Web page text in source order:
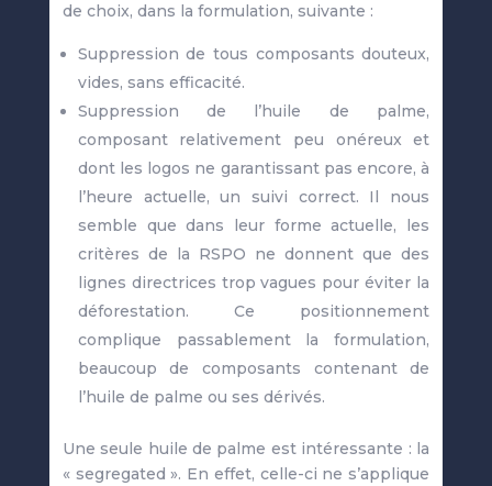
de choix, dans la formulation, suivante :
Suppression de tous composants douteux,
vides, sans efficacité.
Suppression de l’huile de palme,
composant relativement peu onéreux et
dont les logos ne garantissant pas encore, à
l’heure actuelle, un suivi correct. Il nous
semble que dans leur forme actuelle, les
critères de la RSPO ne donnent que des
lignes directrices trop vagues pour éviter la
déforestation. Ce positionnement
complique passablement la formulation,
beaucoup de composants contenant de
l’huile de palme ou ses dérivés.
Une seule huile de palme est intéressante : la
« segregated ». En effet, celle-ci ne s’applique